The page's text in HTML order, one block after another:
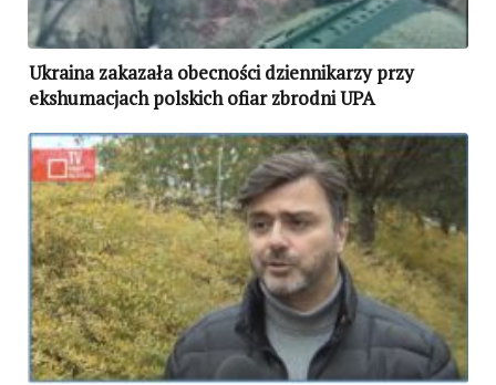
Ukraina zakazała obecności dziennikarzy przy
ekshumacjach polskich ofiar zbrodni UPA